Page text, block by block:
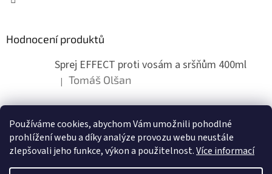
Používáme cookies, abychom Vám umožnili pohodlné
prohlížení webu a díky analýze provozu webu neustále
zlepšovali jeho funkce, výkon a použitelnost.Více informací
Hodnocení produktů
Sprej EFFECT proti vosám a sršňům 400ml
Hodnocení produktu je 5 z 5 hvězdiček.
| Tomáš Olšan
ZDE NÁM MŮŽETE VLOŽIT HODNOCENÍ